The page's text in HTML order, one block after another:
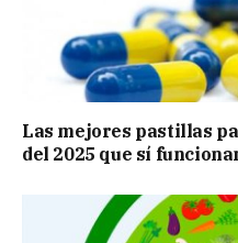
Las mejores pastillas
del 2025 que sí